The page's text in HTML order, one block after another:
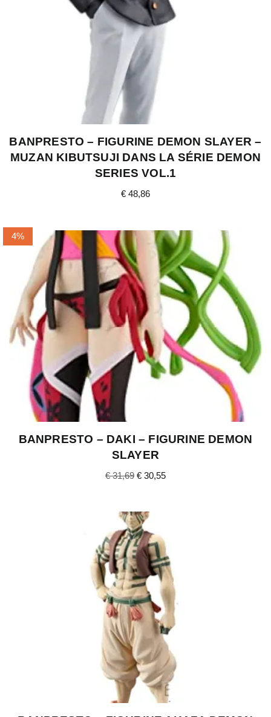
BANPRESTO – FIGURINE DEMON SLAYER –
MUZAN KIBUTSUJI DANS LA SÉRIE DEMON
SERIES VOL.1
€ 48,86
4%
BANPRESTO – DAKI – FIGURINE DEMON
SLAYER
€31,69 € 30,55